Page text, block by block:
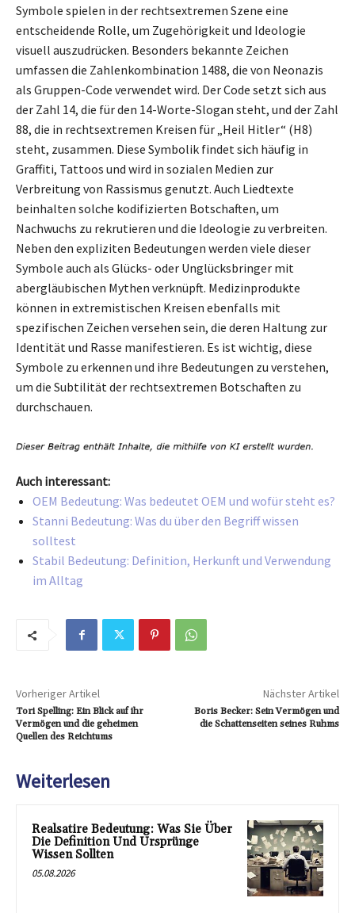
Symbole spielen in der rechtsextremen Szene eine
entscheidende Rolle, um Zugehörigkeit und Ideologie
visuell auszudrücken. Besonders bekannte Zeichen
umfassen die Zahlenkombination 1488, die von Neonazis
als Gruppen-Code verwendet wird. Der Code setzt sich aus
der Zahl 14, die für den 14-Worte-Slogan steht, und der Zahl
88, die in rechtsextremen Kreisen für „Heil Hitler“ (H8)
steht, zusammen. Diese Symbolik findet sich häufig in
Graffiti, Tattoos und wird in sozialen Medien zur
Verbreitung von Rassismus genutzt. Auch Liedtexte
beinhalten solche kodifizierten Botschaften, um
Nachwuchs zu rekrutieren und die Ideologie zu verbreiten.
Neben den expliziten Bedeutungen werden viele dieser
Symbole auch als Glücks- oder Unglücksbringer mit
abergläubischen Mythen verknüpft. Medizinprodukte
können in extremistischen Kreisen ebenfalls mit
spezifischen Zeichen versehen sein, die deren Haltung zur
Identität und Rasse manifestieren. Es ist wichtig, diese
Symbole zu erkennen und ihre Bedeutungen zu verstehen,
um die Subtilität der rechtsextremen Botschaften zu
durchschauen.
Auch interessant:
OEM Bedeutung: Was bedeutet OEM und wofür steht es?
Stanni Bedeutung: Was du über den Begriff wissen
solltest
Stabil Bedeutung: Definition, Herkunft und Verwendung
im Alltag
Vorheriger Artikel
Tori Spelling: Ein Blick auf ihr
Vermögen und die geheimen
Quellen des Reichtums
Nächster Artikel
Boris Becker: Sein Vermögen und
die Schattenseiten seines Ruhms
Weiterlesen
Realsatire Bedeutung: Was Sie Über
Die Definition Und Ursprünge
Wissen Sollten
05.08.2026